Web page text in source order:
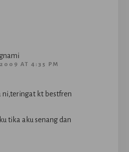
AT 4:35 PM
ni,teringat kt bestfren
tika aku senang dan